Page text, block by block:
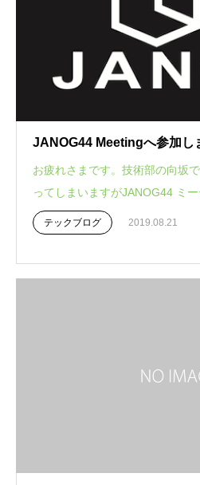
JANOG44 Meetingへ参加し
お疲れさまです。技術部の向坂
ってしまいますがJANOG44 ミ
テックブログ 2019.08.21